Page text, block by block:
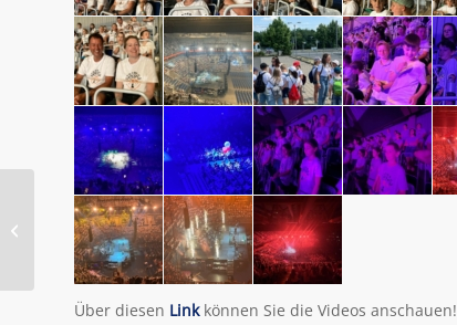
Über diesen Linkkönnen Sie die Videos anschauen!
Inklusionslauf –
Schollenhof 06.05.2023